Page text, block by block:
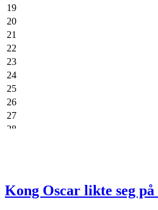
19
20
21
22
23
24
25
26
27
28
Kong Oscar likte seg